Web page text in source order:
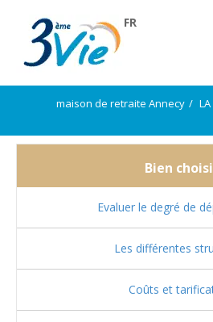
FR
maison de retraite Annecy LA
Bien
Evaluer le degré de
Les différentes
Coûts et